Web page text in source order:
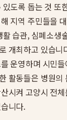
도록 돕는 것 또
지역 주민들을
습관, 심폐소생
개최하고 있습니
운영하며 시민
활동들은 병원의
시켜 고양시 전
니다.